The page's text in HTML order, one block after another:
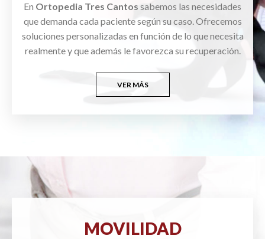
En Ortopedia Tres Cantos sabemos las necesidades
que demanda cada paciente según su caso. Ofrecemos
soluciones personalizadas en función de lo que necesita
realmente y que además le favorezca su recuperación.
VER MÁS
MOVILIDAD